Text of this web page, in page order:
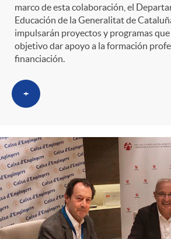
marco de esta colaboración, el
Educación de la Generalitat de
impulsarán proyectos y programas
objetivo dar apoyo a la formación
financiación.
+